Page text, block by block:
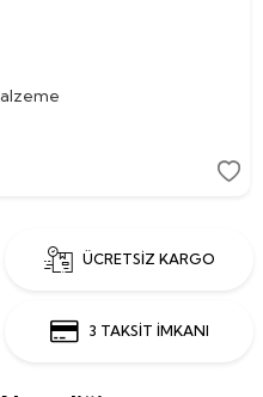
ÜCRETSİZ KARGO
3 TAKSİT İMKANI